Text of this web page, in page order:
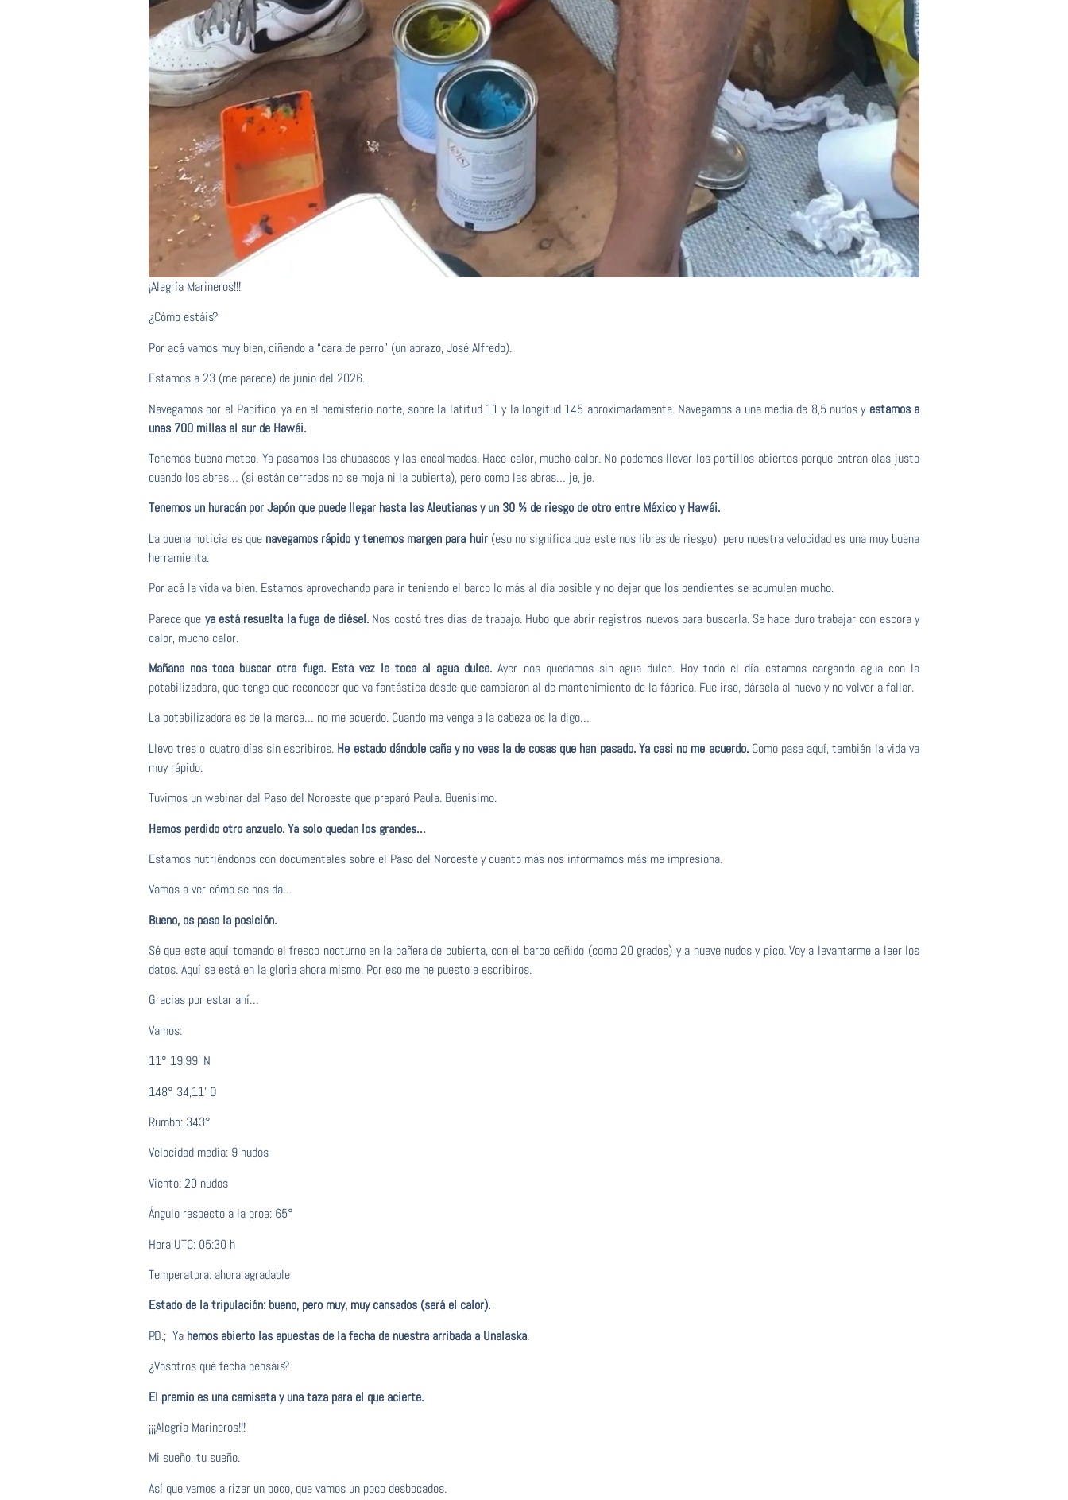
¡Alegría Marineros!!!
¿Cómo estáis?
Por acá vamos muy bien, ciñendo a “cara de perro” (un abrazo, José Alfredo).
Estamos a 23 (me parece) de junio del 2026.
Navegamos por el Pacífico, ya en el hemisferio norte, sobre la latitud 11 y la longitud 145 aproximadamente. Navegamos a una media de 8,5 nudos y estamos a
unas 700 millas al sur de Hawái.
Tenemos buena meteo. Ya pasamos los chubascos y las encalmadas. Hace calor, mucho calor. No podemos llevar los portillos abiertos porque entran olas justo
cuando los abres… (si están cerrados no se moja ni la cubierta), pero como las abras… je, je.
Tenemos un huracán por Japón que puede llegar hasta las Aleutianas y un 30 % de riesgo de otro entre México y Hawái.
La buena noticia es que navegamos rápido y tenemos margen para huir(eso no significa que estemos libres de riesgo), pero nuestra velocidad es una muy buena
herramienta.
Por acá la vida va bien. Estamos aprovechando para ir teniendo el barco lo más al día posible y no dejar que los pendientes se acumulen mucho.
Parece que ya está resuelta la fuga de diésel.Nos costó tres días de trabajo. Hubo que abrir registros nuevos para buscarla. Se hace duro trabajar con escora y
calor, mucho calor.
Mañana nos toca buscar otra fuga. Esta vez le toca al agua dulce. Ayer nos quedamos sin agua dulce. Hoy todo el día estamos cargando agua con la
potabilizadora, que tengo que reconocer que va fantástica desde que cambiaron al de mantenimiento de la fábrica. Fue irse, dársela al nuevo y no volver a fallar.
La potabilizadora es de la marca… no me acuerdo. Cuando me venga a la cabeza os la digo…
Llevo tres o cuatro días sin escribiros. He estado dándole caña y no veas la de cosas que han pasado. Ya casi no me acuerdo.Como pasa aquí, también la vida va
muy rápido.
Tuvimos un webinar del Paso del Noroeste que preparó Paula. Buenísimo.
Hemos perdido otro anzuelo. Ya solo quedan los grandes…
Estamos nutriéndonos con documentales sobre el Paso del Noroeste y cuanto más nos informamos más me impresiona.
Vamos a ver cómo se nos da…
Bueno, os paso la posición.
Sé que este aquí tomando el fresco nocturno en la bañera de cubierta, con el barco ceñido (como 20 grados) y a nueve nudos y pico. Voy a levantarme a leer los
datos. Aquí se está en la gloria ahora mismo. Por eso me he puesto a escribiros.
Gracias por estar ahí…
Vamos:
11° 19,99’ N
148° 34,11’ O
Rumbo: 343°
Velocidad media: 9 nudos
Viento: 20 nudos
Ángulo respecto a la proa: 65°
Hora UTC: 05:30 h
Temperatura: ahora agradable
Estado de la tripulación: bueno, pero muy, muy cansados (será el calor).
P.D.; Ya hemos abierto las apuestas de la fecha de nuestra arribada a Unalaska.
¿Vosotros qué fecha pensáis?
El premio es una camiseta y una taza para el que acierte.
¡¡¡Alegría Marineros!!!
Mi sueño, tu sueño.
Así que vamos a rizar un poco, que vamos un poco desbocados.